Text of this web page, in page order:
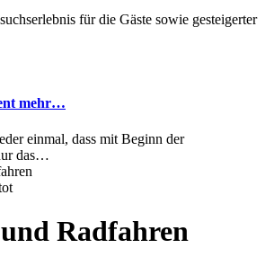
für die Gäste sowie gesteigerter
mehr…
einmal, dass mit Beginn der
das…
Radfahren